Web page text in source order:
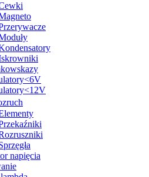
napięcia